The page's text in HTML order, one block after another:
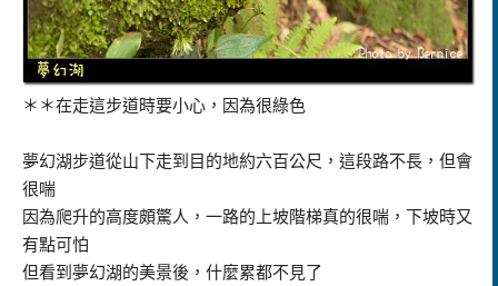
＊＊在走這步道時要小心，因為很綠色
夢幻湖步道從山下走到目的地約六百公尺，這段路不長，但會
很喘
因為爬升的高度頗驚人，一路的上坡階梯真的很喘，下坡時又
有點可怕
但看到夢幻湖的美景後，什麼累都不見了